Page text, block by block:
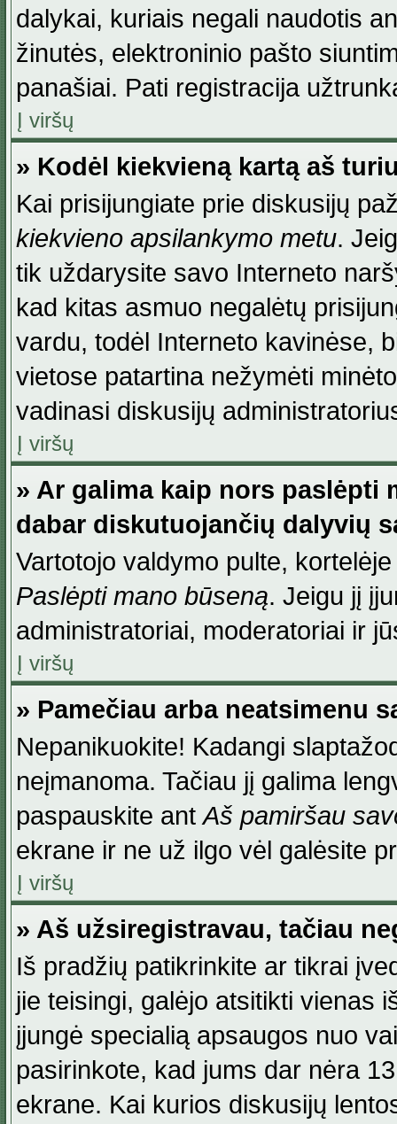
dalykai, kuriais negali naudotis
žinutės, elektroninio pašto
panašiai. Pati registracija
Į viršų
» Kodėl kiekvieną kartą aš
Kai prisijungiate prie diskusijų
kiekvieno apsilankymo metu.
tik uždarysite savo Interneto
kad kitas asmuo negalėtų
vardu, todėl Interneto kavinėse,
vietose patartina nežymėti
vadinasi diskusijų
Į viršų
» Ar galima kaip nors paslėpti
dabar diskutuojančių dalyvių
Vartotojo valdymo pulte,
Paslėpti mano būseną. Jeigu jį
administratoriai, moderatoriai ir
Į viršų
» Pamečiau arba neatsimenu
Nepanikuokite! Kadangi
neįmanoma. Tačiau jį galima
paspauskite antAš pamiršau
ekrane ir ne už ilgo vėl galėsite
Į viršų
» Aš užsiregistravau, tačiau
Iš pradžių patikrinkite ar tikrai
jie teisingi, galėjo atsitikti vienas
įjungė specialią apsaugos nuo
pasirinkote, kad jums dar nėra
ekrane. Kai kurios diskusijų